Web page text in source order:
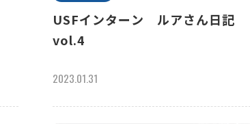
USFインターン ルアさん日記
vol.4
2023.01.31